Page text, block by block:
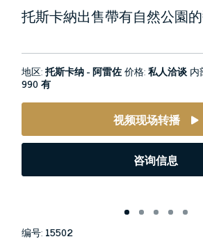
托斯卡納出售帶有自然公園
地区:托斯卡纳 - 阿雷佐价格:私人洽谈 内
990 有
视频现场转播
咨询信息
编号: 15502